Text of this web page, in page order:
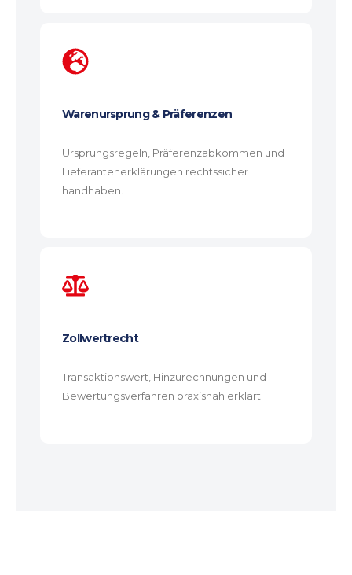
Warenursprung & Präferenzen
Ursprungsregeln, Präferenzabkommen und
Lieferantenerklärungen rechtssicher
handhaben.
Zollwertrecht
Transaktionswert, Hinzurechnungen und
Bewertungsverfahren praxisnah erklärt.